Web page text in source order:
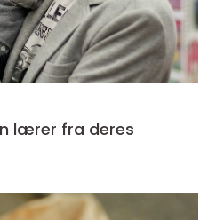
lærer fra deres